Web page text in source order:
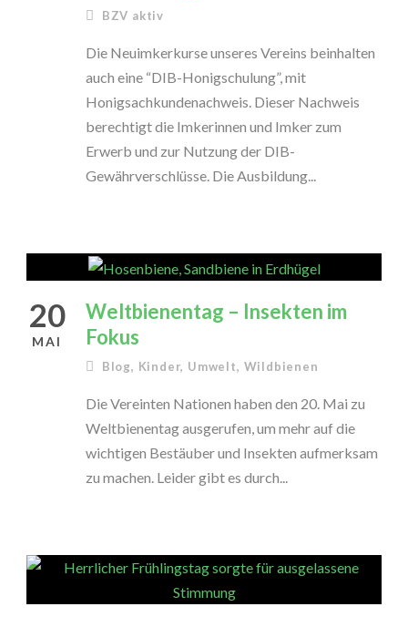
BZV aktiv
Die Neuimkerkurse unseres Vereins beinhalten
auch eine “DIB-Honigschulung”, mit
Honigsachkundenachweis. Dieser Nachweis
berechtigt die Imkerinnen und Imker zum
Erwerb und zur Nutzung der DIB-
Gewährverschlüsse. Die Ausbildung...
20
MAI
Weltbienentag – Insekten im
Fokus
Blog, Kinder, Umwelt, Wildbienen
Die Vereinten Nationen haben den 20. Mai zu
Weltbienentag ausgerufen, um mehr auf die
wichtigen Bestäuber und Insekten aufmerksam
zu machen. Leider gibt es durch...